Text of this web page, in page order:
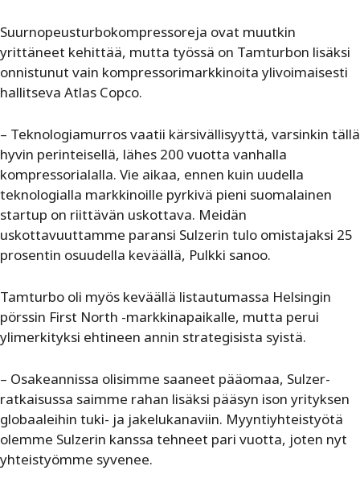
Suurnopeusturbokompressoreja ovat muutkin
yrittäneet kehittää, mutta työssä on Tamturbon lisäksi
onnistunut vain kompressorimarkkinoita ylivoimaisesti
hallitseva Atlas Copco.
– Teknologiamurros vaatii kärsivällisyyttä, varsinkin tällä
hyvin perinteisellä, lähes 200 vuotta vanhalla
kompressorialalla. Vie aikaa, ennen kuin uudella
teknologialla markkinoille pyrkivä pieni suomalainen
startup on riittävän uskottava. Meidän
uskottavuuttamme paransi Sulzerin tulo omistajaksi 25
prosentin osuudella keväällä, Pulkki sanoo.
Tamturbo oli myös keväällä listautumassa Helsingin
pörssin First North -markkinapaikalle, mutta perui
ylimerkityksi ehtineen annin strategisista syistä.
– Osakeannissa olisimme saaneet pääomaa, Sulzer-
ratkaisussa saimme rahan lisäksi pääsyn ison yrityksen
globaaleihin tuki- ja jakelukanaviin. Myyntiyhteistyötä
olemme Sulzerin kanssa tehneet pari vuotta, joten nyt
yhteistyömme syvenee.